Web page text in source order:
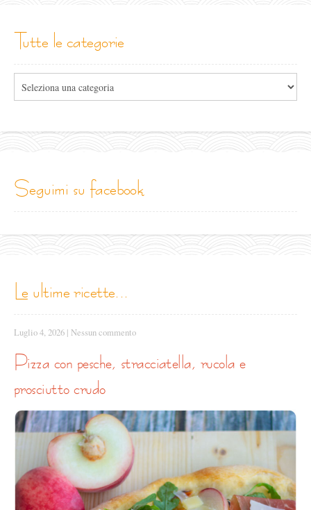
tutte le categorie
seguimi su facebook
le ultime ricette...
Luglio 4, 2026 | Nessun commento
pizza con pesche, stracciatella, rucola e
prosciutto crudo